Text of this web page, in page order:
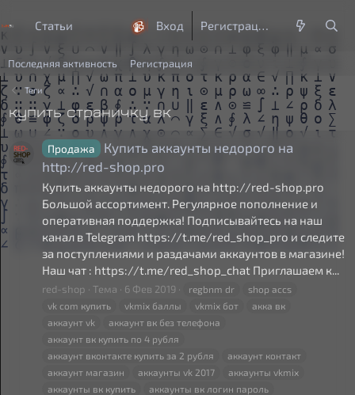
Статьи Мои Темы Правила Повышение
НУЖНЫ! 📹 GoodZone.live видео без смс и
Вход Регистрация
Последняя активность Регистрация
Теги
купить страничку вк
Продажа
Купить аккаунты недорого на
http://red-shop.pro
Купить аккаунты недорого на http://red-shop.pro
Большой ассортимент. Регулярное пополнение и
оперативная поддержка! Подписывайтесь на наш
канал в Telegram https://t.me/red_shop_pro и следите
за поступлениями и раздачами аккаунтов в магазине!
Наш чат : https://t.me/red_shop_chat Приглашаем к...
red-shop Тема 6 Фев 2019 regbnm dr
shop accs
vk com купить vkmix баллы vkmix бот акка вк
аккаунт vk
аккаунт вк без телефона
аккаунт вк купить по 4 рубля
аккаунт вконтакте купить за 2 рубля
аккаунт контакт
аккаунт магазин
аккаунты vk 2017
аккаунты vkmix
аккаунты вк купить аккаунты вк логин пароль